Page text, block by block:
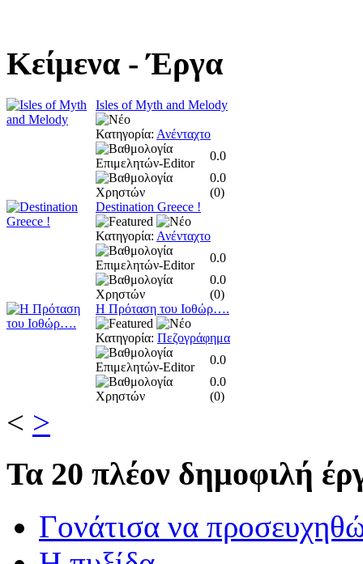
Κείμενα - Έργα
Isles of Myth and Melody
Κατηγορία: Ανένταχτο
0.0
0.0
(0)
Destination Greece !
Κατηγορία: Ανένταχτο
0.0
0.0
(0)
Η Πρόταση του Ιοθώρ….
Κατηγορία: Πεζογράφημα
0.0
0.0
(0)
< >
Τα 20 πλέον δημοφιλή
Γονάτισα να